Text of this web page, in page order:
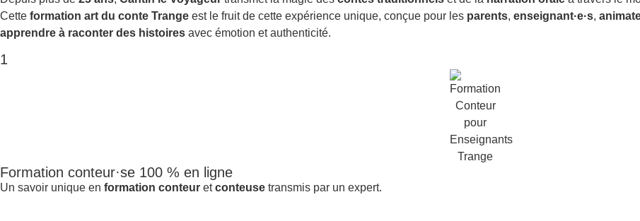
Cette formation art du conte Trange est le fruit de cette expérience unique, conçue pour les parents, enseignant·e·s,
apprendre à raconter des histoires avec émotion et authenticité.
1
Formation conteur·se 100 % en ligne
Un savoir unique en formation conteur etconteuse transmis par un expert.